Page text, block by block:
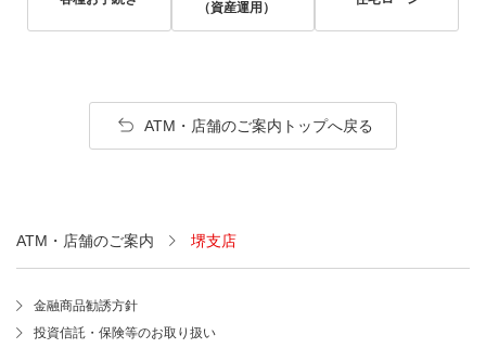
（資産運用）
ATM・店舗のご案内トップへ戻る
ATM・店舗のご案内 堺支店
金融商品勧誘方針
投資信託・保険等のお取り扱い